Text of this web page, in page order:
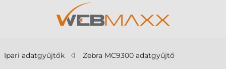
Ipari adatgyűjtők Zebra MC9300 adatgyűjtő